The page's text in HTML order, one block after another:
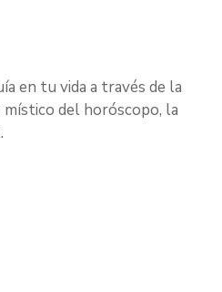
en tu vida a través de la
del horóscopo, la